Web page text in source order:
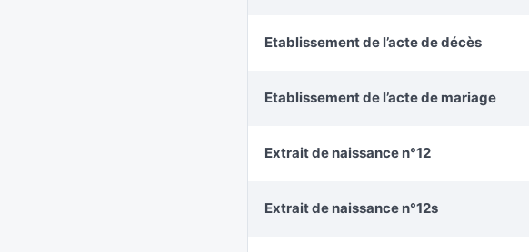
Etablissement de l’acte de décès
Etablissement de l’acte de mariage
Extrait de naissance n°12
Extrait de naissance n°12s